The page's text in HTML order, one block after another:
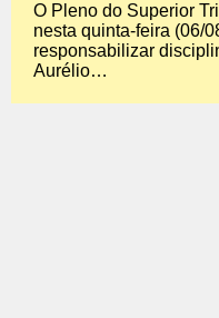
O Pleno do Superior
nesta quinta-feira (06/
responsabilizar
Aurélio…